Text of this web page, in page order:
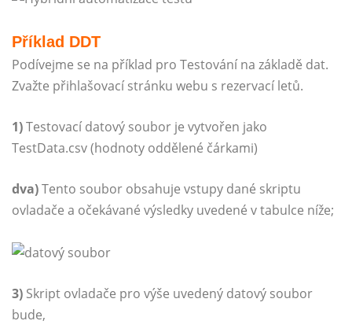
Příklad DDT
Podívejme se na příklad pro Testování na základě dat.
Zvažte přihlašovací stránku webu s rezervací letů.
1)Testovací datový soubor je vytvořen jako
TestData.csv (hodnoty oddělené čárkami)
dva)Tento soubor obsahuje vstupy dané skriptu
ovladače a očekávané výsledky uvedené v tabulce níže;
3) Skript ovladače pro výše uvedený datový soubor
bude,